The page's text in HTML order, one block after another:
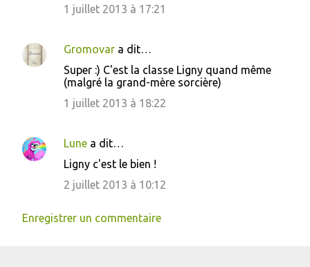
1 juillet 2013 à 17:21
Gromovar a dit…
Super :) C'est la classe Ligny quand même
(malgré la grand-mère sorcière)
1 juillet 2013 à 18:22
Lune a dit…
Ligny c'est le bien !
2 juillet 2013 à 10:12
Enregistrer un commentaire